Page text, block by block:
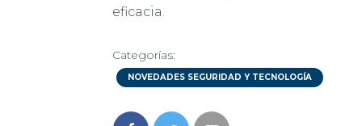
eficacia.
Categorías:
NOVEDADES SEGURIDAD Y TECNOLOGÍA